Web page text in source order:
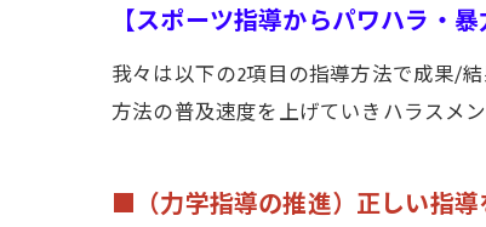
【スポーツ指導からパワハラ・暴
我々は以下の2項目の指導方法で成果/
方法の普及速度を上げていきハラスメ
■（力学指導の推進）正しい指